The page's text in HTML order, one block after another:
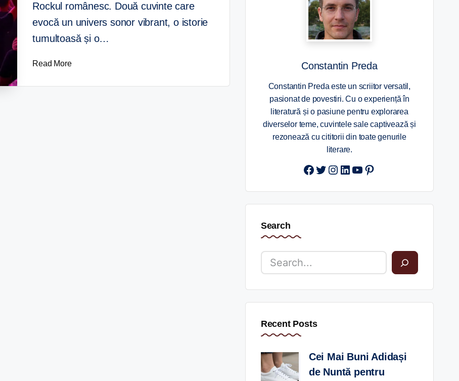
Rockul românesc. Două cuvinte care
evocă un univers sonor vibrant, o istorie
tumultoasă și o…
Read More Constantin Preda
Constantin Preda este un scriitor versatil,
pasionat de povestiri. Cu o experiență în
literatură și o pasiune pentru explorarea
diverselor teme, cuvintele sale captivează și
rezonează cu cititorii din toate genurile
literare.
Twitter
Instagram
LinkedIn
YouTube
Pinterest
Search
Recent Posts
Cei Mai Buni Adidași
de Nuntă pentru